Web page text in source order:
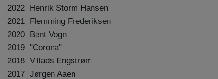
2022 Henrik Storm Hansen
2021 Flemming Frederiksen
2020 Bent Vogn
2019 "Corona"
2018 Villads Engstrøm
2017 Jørgen Aaen